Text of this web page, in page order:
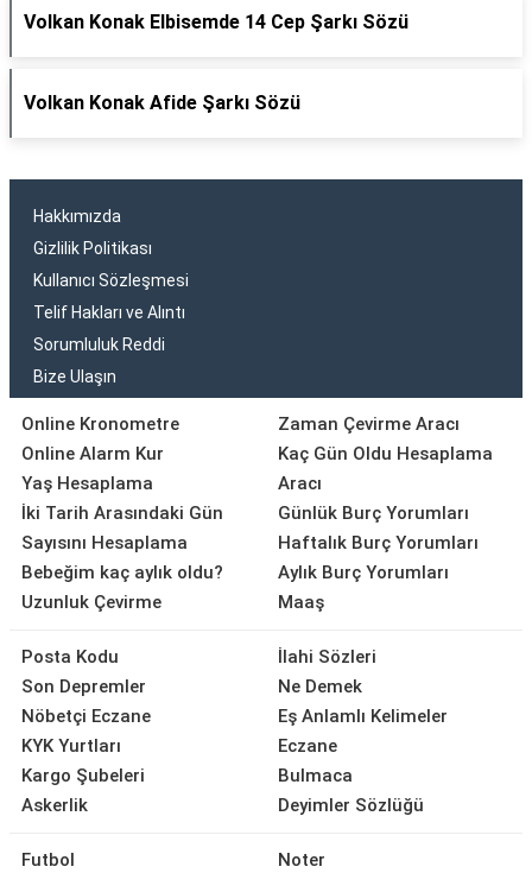
Volkan Konak Elbisemde 14 Cep Şarkı Sözü
Volkan Konak Afide Şarkı Sözü
Hakkımızda
Gizlilik Politikası
Kullanıcı Sözleşmesi
Telif Hakları ve Alıntı
Sorumluluk Reddi
Bize Ulaşın
Online Kronometre
Online Alarm Kur
Yaş Hesaplama
İki Tarih Arasındaki Gün
Sayısını Hesaplama
Bebeğim kaç aylık oldu?
Uzunluk Çevirme
Zaman Çevirme Aracı
Kaç Gün Oldu Hesaplama
Aracı
Günlük Burç Yorumları
Haftalık Burç Yorumları
Aylık Burç Yorumları
Maaş
Posta Kodu
Son Depremler
Nöbetçi Eczane
KYK Yurtları
Kargo Şubeleri
Askerlik
İlahi Sözleri
Ne Demek
Eş Anlamlı Kelimeler
Eczane
Bulmaca
Deyimler Sözlüğü
Futbol
Noter